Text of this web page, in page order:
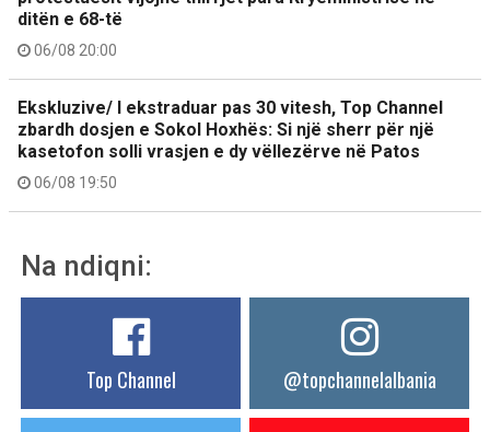
ditën e 68-të
06/08 20:00
Ekskluzive/ I ekstraduar pas 30 vitesh, Top Channel
zbardh dosjen e Sokol Hoxhës: Si një sherr për një
kasetofon solli vrasjen e dy vëllezërve në Patos
06/08 19:50
Na ndiqni:
Top Channel @topchannelalbania